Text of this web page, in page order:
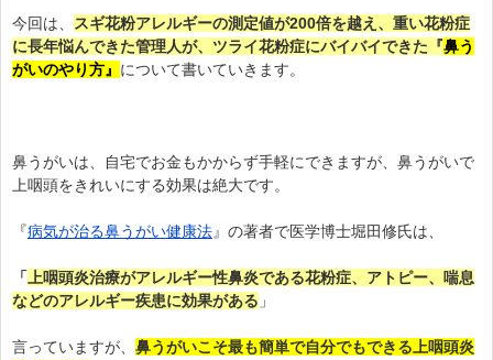
今回は、 スギ花粉アレルギーの測定値が200倍を越え、重い花粉症
に長年悩んできた管理人が、ツライ花粉症にバイバイできた『鼻う
がいのやり方』 について書いていきます。
鼻うがいは、自宅でお金もかからず手軽にできますが、鼻うがいで
上咽頭をきれいにする効果は絶大です。
『病気が治る鼻うがい健康法』の著者で医学博士堀田修氏は、
「上咽頭炎治療がアレルギー性鼻炎である花粉症、アトピー、喘息
などのアレルギー疾患に効果がある 」
言っていますが、 鼻うがいこそ最も簡単で自分でもできる上咽頭炎